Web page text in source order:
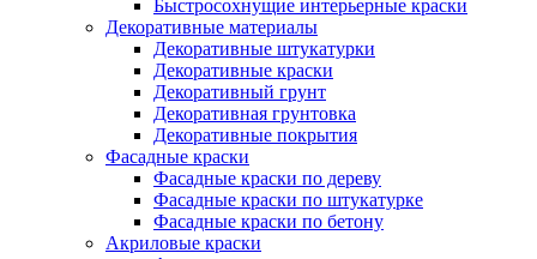
Быстросохнущие интерьерные краски
Декоративные материалы
Декоративные штукатурки
Декоративные краски
Декоративный грунт
Декоративная грунтовка
Декоративные покрытия
Фасадные краски
Фасадные краски по дереву
Фасадные краски по штукатурке
Фасадные краски по бетону
Акриловые краски